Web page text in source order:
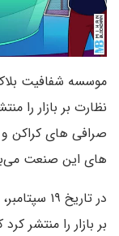
نظارت بر بازار را
صرافی های کراکن و
های این صنعت
بر بازار را منتشر